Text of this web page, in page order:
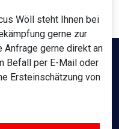
Wöll steht Ihnen bei
gerne zur
Anfrage gerne direkt an
Befall per E-Mail oder
Ersteinschätzung von